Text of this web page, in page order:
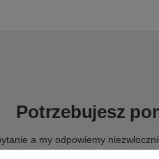
Potrzebujesz
a my odpowiemy